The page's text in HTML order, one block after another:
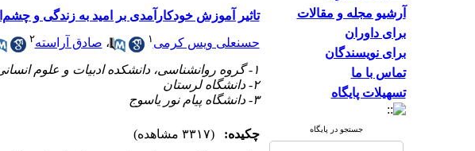
آرشیو مجله و مقالات
برای داوران
برای نویسندگان
تماس با ما
تسهیلات پایگاه
جستجو در پایگاه
تاثیر آموزش خودکارآمدی بر امید به زندگی و
حسنعلی ویس کرمی ۱ ، صادق آراسته۲
۱- گروه روانشناسی، دانشکده ادبیات و علوم انسانی، دانشگاه لرستان ،
۲- دانشگاه لرستان
۳- دانشگاه پیام نور یاسوج
چکیده:
(۳۳۱۷ مشاهده)